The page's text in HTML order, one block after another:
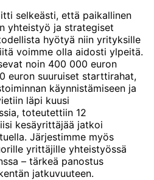
selkeästi, että paikallinen
yhteistyö ja strategiset
hyötyä niin yrityksille
voimme olla aidosti ylpeitä.
noin 400 000 euron
euron suuruiset starttirahat,
käynnistämiseen ja
läpi kuusi
toteutettiin 12
kesäyrittäjää jatkoi
Järjestimme myös
yrittäjille yhteistyössä
– tärkeä panostus
jatkuvuuteen.